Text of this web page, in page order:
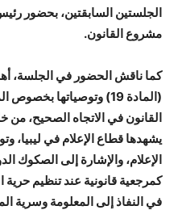
الجلستين السابقتين، بحضور
مشروع القانون.
كما ناقش الحضور في الجلسة،
(المادة 19) وتوصياتها
القانون في الاتجاه الصحيح، من
يشهدها قطاع الإعلام في ليبيا،
الإعلام، والإشارة إلى الصكوك
كمرجعية قانونية عند تنظيم
في النفاذ إلى المعلومة وسرية